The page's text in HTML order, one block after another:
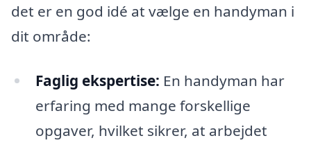
det er en god idé at vælge en handyman i
dit område:
Faglig ekspertise: En handyman har
erfaring med mange forskellige
opgaver, hvilket sikrer, at arbejdet